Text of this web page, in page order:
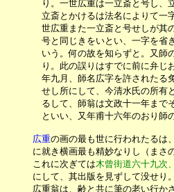
り。一世広重は一立斎と号し、立斎
立斎とかけるは法名によりて一字を
世広重また一立斎と号せしが其のこ
号と同じきをいとい、一字を省き、
いう。何の故を知らずと。又師の机
り。此の誤りはすでに前に弁じおき
年九月、師名広字を許されたる免状
せし所にして、今清水氏の所有とな
るして、師翁は文政十一年までその
といい、又年甫十六年のおり師の先
広重の画の最も世に行われたるは、
に就き横画最も精妙なりし（まさの
これに次ぎては木曾街道六十九次
にして、其出版を見ずして没せり。
広重翁は、齢と共に筆の老い行かざ